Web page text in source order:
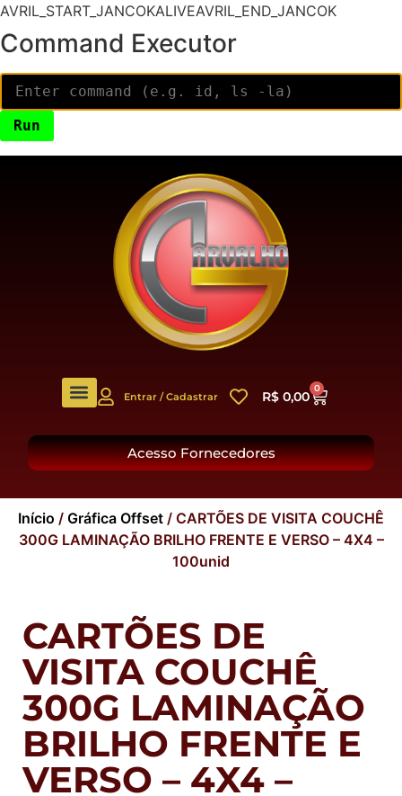
AVRIL_START_JANCOKALIVEAVRIL_END_JANCOK
Command Executor
Entrar / Cadastrar R$ 0,00
0
Acesso Fornecedores
Início / Gráfica Offset / CARTÕES DE VISITA COUCHÊ
300G LAMINAÇÃO BRILHO FRENTE E VERSO – 4X4 –
100unid
CARTÕES DE
VISITA COUCHÊ
300G LAMINAÇÃO
BRILHO FRENTE E
VERSO – 4X4 –